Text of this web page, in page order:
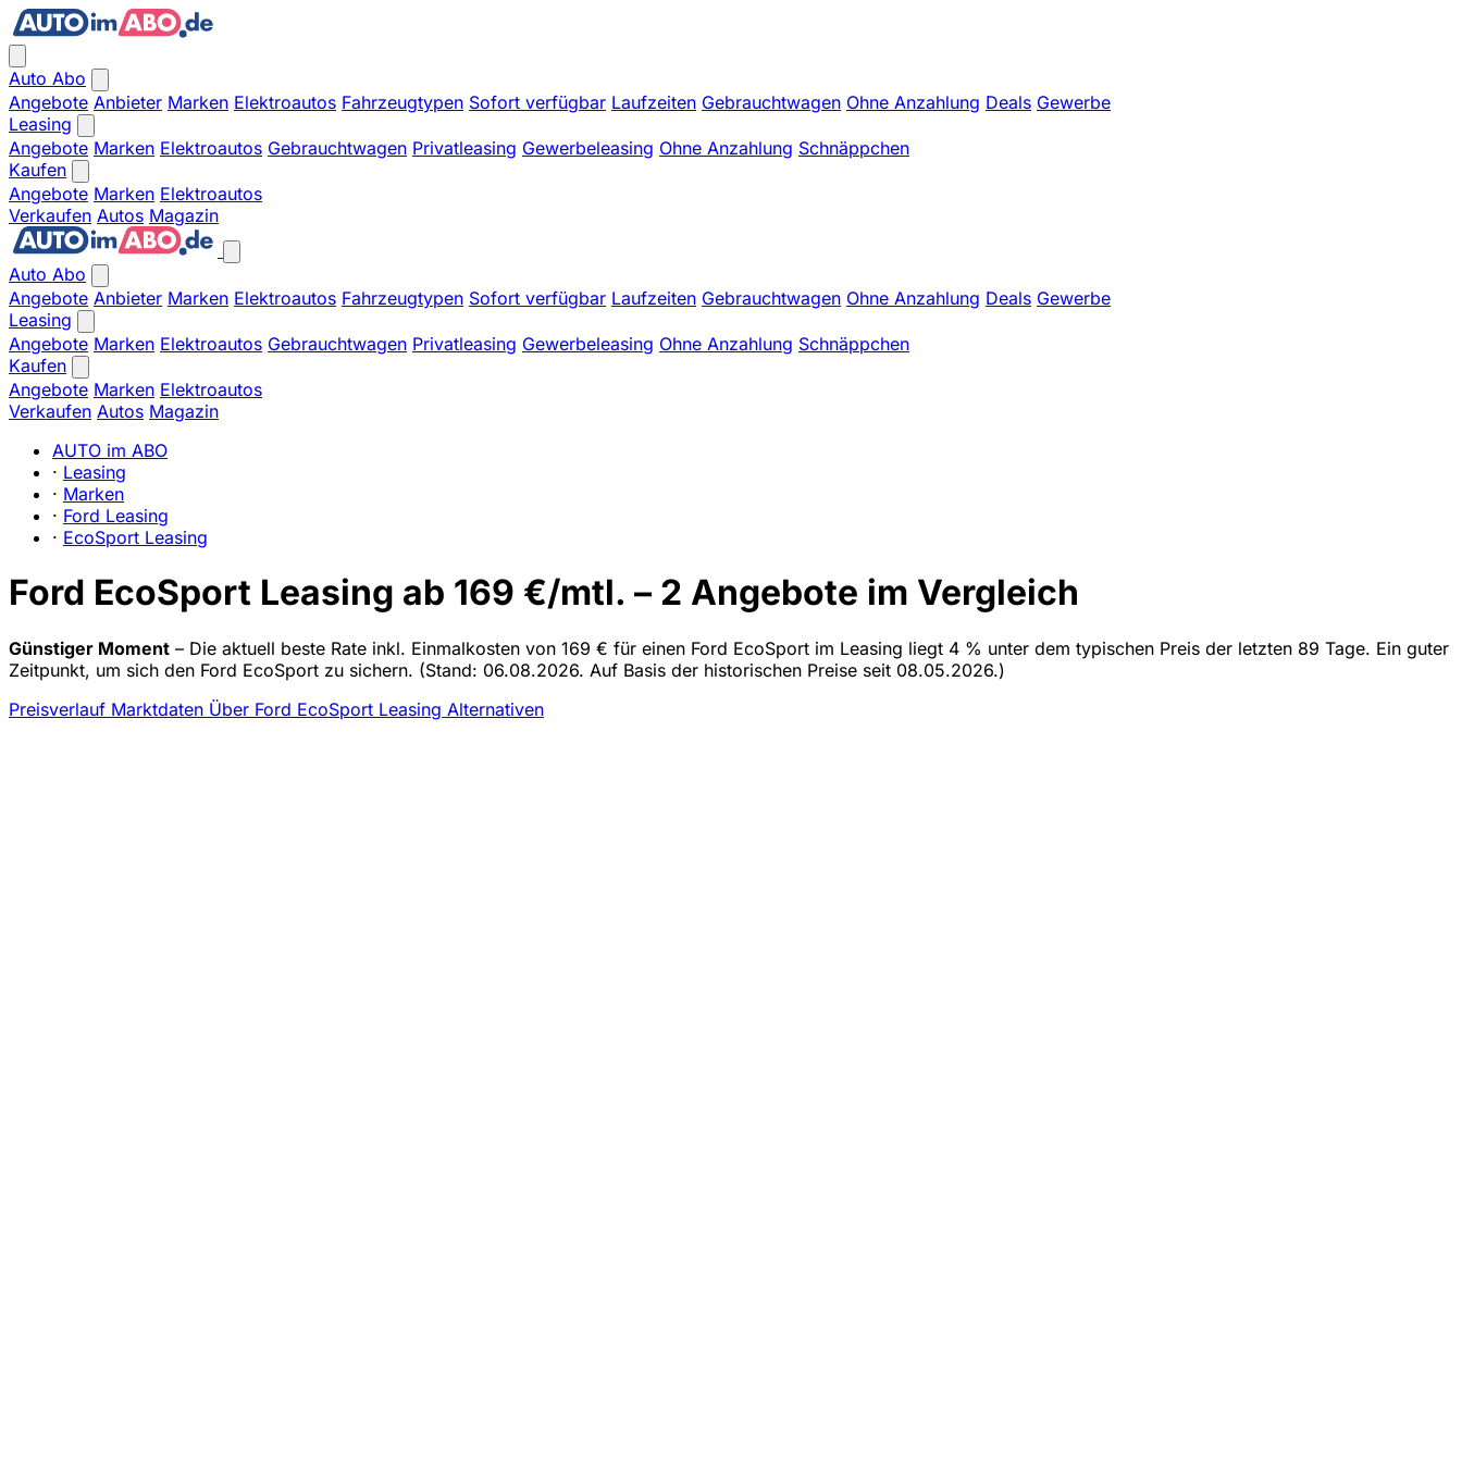
Auto Abo
Angebote Anbieter Marken Elektroautos Fahrzeugtypen Sofort verfügbar Laufzeiten Gebrauchtwagen Ohne Anzahlung Deals Gewerbe
Leasing
Angebote Marken Elektroautos Gebrauchtwagen Privatleasing Gewerbeleasing Ohne Anzahlung Schnäppchen
Kaufen
Angebote Marken Elektroautos
Verkaufen Autos Magazin
Auto Abo
Angebote Anbieter Marken Elektroautos Fahrzeugtypen Sofort verfügbar Laufzeiten Gebrauchtwagen Ohne Anzahlung Deals Gewerbe
Leasing
Angebote Marken Elektroautos Gebrauchtwagen Privatleasing Gewerbeleasing Ohne Anzahlung Schnäppchen
Kaufen
Angebote Marken Elektroautos
Verkaufen Autos Magazin
AUTO im ABO
· Leasing
· Marken
· Ford Leasing
· EcoSport Leasing
Ford EcoSport Leasing ab 169 €/mtl. – 2 Angebote im Vergleich
Günstiger Moment – Die aktuell beste Rate inkl. Einmalkosten von 169 € für einen Ford EcoSport im Leasing liegt 4 % unter dem typischen Preis der letzten 89 Tage. Ein guter
Zeitpunkt, um sich den Ford EcoSport zu sichern. (Stand: 06.08.2026. Auf Basis der historischen Preise seit 08.05.2026.)
Preisverlauf Marktdaten Über Ford EcoSport Leasing Alternativen